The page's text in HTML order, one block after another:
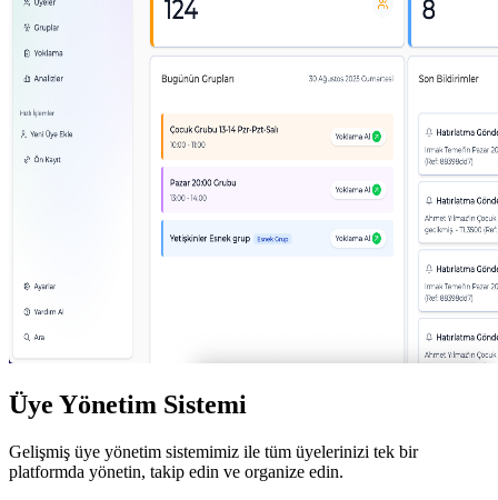
Üye Yönetim Sistemi
Gelişmiş üye yönetim sistemimiz ile tüm üyelerinizi tek bir
platformda yönetin, takip edin ve organize edin.